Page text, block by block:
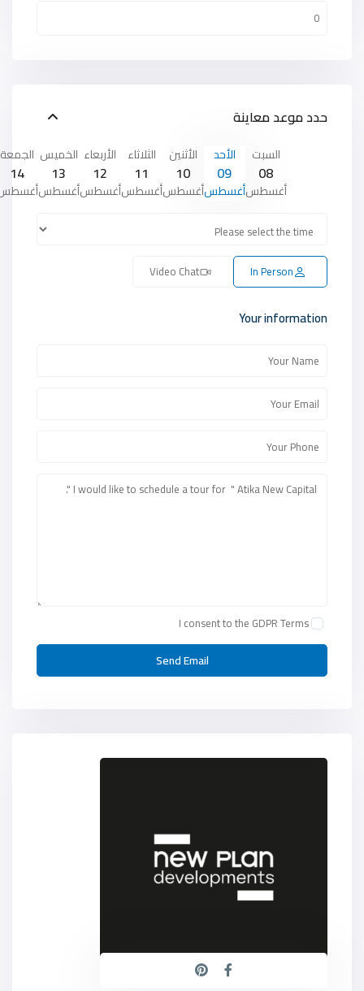
حدد موعد معاينة
السبت
08
أغسطس
الأحد
09
أغسطس
الأثنين
10
أغسطس
الثلاثاء
11
أغسطس
الأربعاء
12
أغسطس
الخميس
13
أغسطس
الجمعة
14
In Person
Video Chat
Your information
I consent to the GDPR Terms